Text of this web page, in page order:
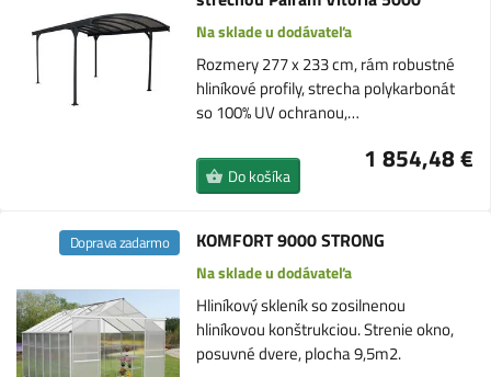
Na sklade u dodávateľa
Rozmery 277 x 233 cm, rám robustné
hliníkové profily, strecha polykarbonát
so 100% UV ochranou,…
1 854,48 €
Do košíka
KOMFORT 9000 STRONG
Doprava zadarmo
Na sklade u dodávateľa
Hliníkový skleník so zosilnenou
hliníkovou konštrukciou. Strenie okno,
posuvné dvere, plocha 9,5m2.